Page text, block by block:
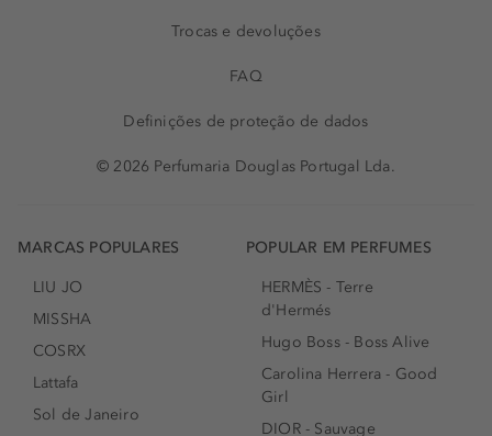
Trocas e devoluções
FAQ
Definições de proteção de dados
© 2026 Perfumaria Douglas Portugal Lda.
MARCAS POPULARES
LIU JO
MISSHA
COSRX
Lattafa
Sol de Janeiro
POPULAR EM PERFUMES
HERMÈS - Terre
d'Hermés
Hugo Boss - Boss Alive
Carolina Herrera - Good
Girl
DIOR - Sauvage